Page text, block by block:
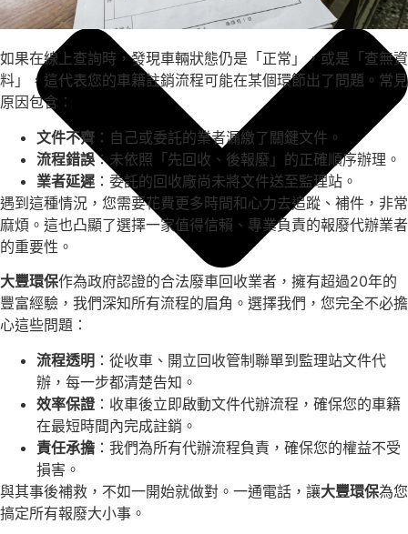
如果在線上查詢時，發現車輛狀態仍是「正常」，或是「查無資
料」，這代表您的車籍註銷流程可能在某個環節出了問題。常見
原因包含：
文件不齊 ：自己或委託的業者漏繳了關鍵文件。
流程錯誤：未依照「先回收、後報廢」的正確順序辦理。
業者延遲 ：委託的回收廠尚未將文件送至監理站。
遇到這種情況，您需要花費更多時間和心力去追蹤、補件，非常
麻煩。這也凸顯了選擇一家值得信賴、專業負責的報廢代辦業者
的重要性。
大豐環保作為政府認證的合法廢車回收業者，擁有超過20年的
豐富經驗，我們深知所有流程的眉角。選擇我們，您完全不必擔
心這些問題：
流程透明 ：從收車、開立回收管制聯單到監理站文件代
辦，每一步都清楚告知。
效率保證 ：收車後立即啟動文件代辦流程，確保您的車籍
在最短時間內完成註銷。
責任承擔 ：我們為所有代辦流程負責，確保您的權益不受
損害。
與其事後補救，不如一開始就做對。一通電話，讓大豐環保為您
搞定所有報廢大小事。